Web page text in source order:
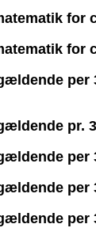
for
for
per
pr.
per
per
per